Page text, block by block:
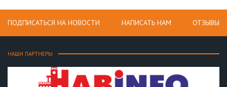
ПОДПИСАТЬСЯ НА НОВОСТИ НАПИСАТЬ НАМ ОТЗЫВЫ
НАШИ ПАРТНЕРЫ